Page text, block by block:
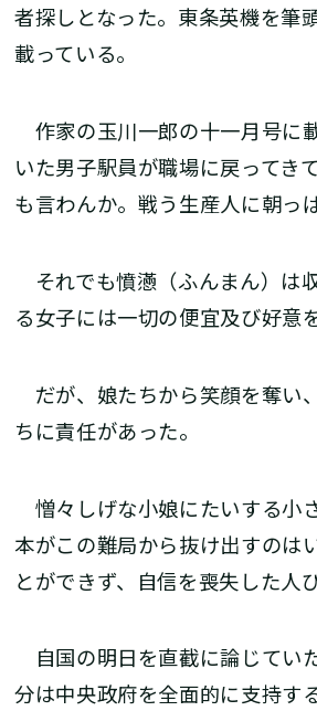
者探しとなった。東条英機を筆
載っている。
作家の玉川一郎の十一月号に
いた男子駅員が職場に戻ってき
も言わんか。戦う生産人に朝っ
それでも憤懣（ふんまん）は
る女子には一切の便宜及び好意
だが、娘たちから笑顔を奪い
ちに責任があった。
憎々しげな小娘にたいする小
本がこの難局から抜け出すのは
とができず、自信を喪失した人
自国の明日を直截に論じてい
分は中央政府を全面的に支持す